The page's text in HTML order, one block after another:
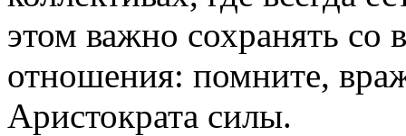
этом важно сохранять со
отношения: помните,
Аристократа силы.